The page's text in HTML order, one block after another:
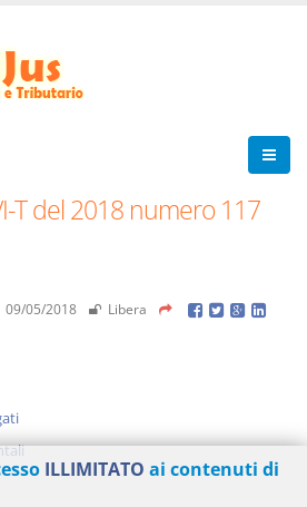
T del 2018 numero 117
09/05/2018 Libera
ILLIMITATO ai contenuti di